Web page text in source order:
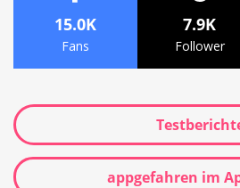
15.0K
Fans
7.9K
Follower
appgefahren im